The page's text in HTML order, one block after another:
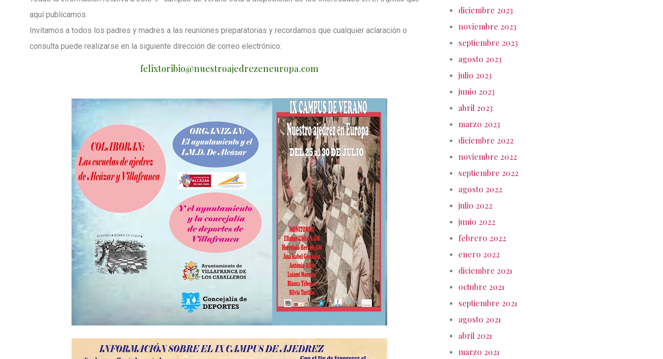
aquí publicamos.
Invitamos a todos los padres y madres a las reuniones preparatorias y recordamos que cualquier aclaración o
consulta puede realizarse en la siguiente dirección de correo electrónico:
felixtoribio@nuestroajedrezeneuropa.com
diciembre 2023
noviembre 2023
septiembre 2023
agosto 2023
julio 2023
junio 2023
abril 2023
marzo 2023
diciembre 2022
noviembre 2022
septiembre 2022
agosto 2022
julio 2022
junio 2022
febrero 2022
enero 2022
diciembre 2021
octubre 2021
septiembre 2021
agosto 2021
abril 2021
marzo 2021